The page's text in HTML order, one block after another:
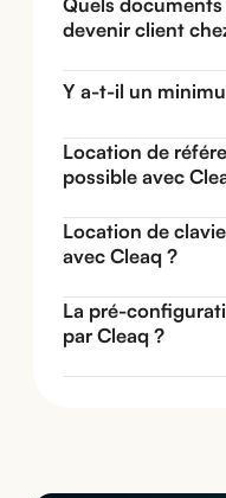
devenir client
Y a-t-il un
Location de
possible avec
Location de
avec Cleaq ?
La pré-
par Cleaq ?